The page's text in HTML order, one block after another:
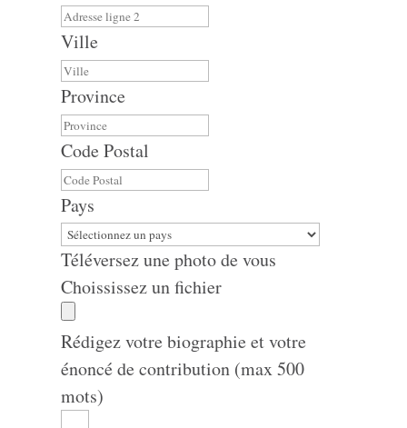
Ville
Province
Code Postal
Pays
Téléversez une photo de vous
Choississez un fichier
Rédigez votre biographie et votre
énoncé de contribution (max 500
mots)